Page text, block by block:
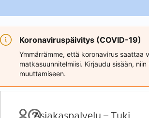
Koronaviruspäivitys (COVID-19)
Ymmärrämme, että koronavirus saattaa
matkasuunnitelmiisi. Kirjaudu sisään,
muuttamiseen.